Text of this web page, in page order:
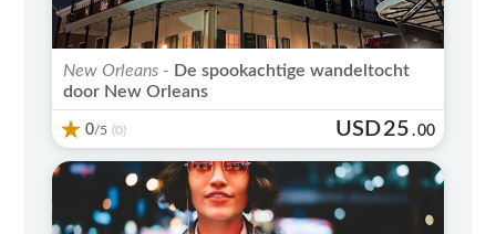
New Orleans - De spookachtige wandeltocht
door New Orleans
0/5 (0) USD25 .00